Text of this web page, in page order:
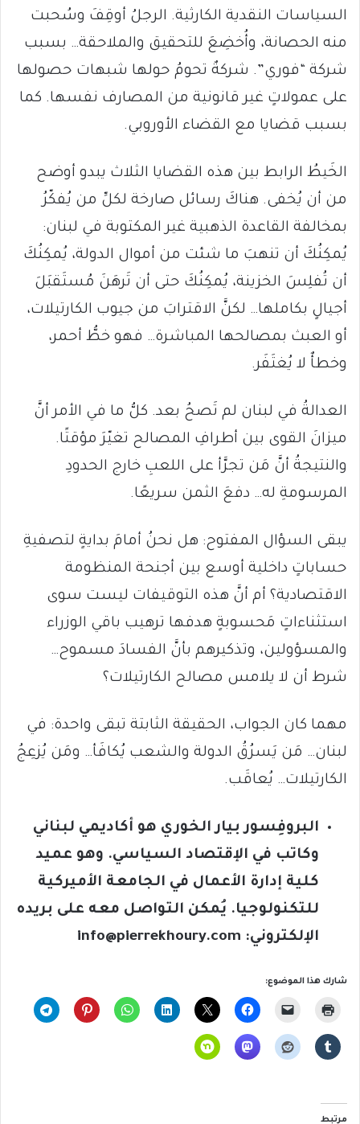
السياسات النقدية الكارثية. الرجلُ أوقِفَ وسُحبت
منه الحصانة، وأُخضِعَ للتحقيق والملاحقة… بسبب
شركة “فوري”. شركةٌ تحومُ حولها شبهات حصولها
على عمولاتٍ غير قانونية من المصارف نفسها. كما
بسبب قضايا مع القضاء الأوروبي.
الخَيطُ الرابط بين هذه القضايا الثلاث يبدو أوضح
من أن يُخفى. هناكَ رسائل صارخة لكلِّ من يُفكّرُ
بمخالفة القاعدة الذهبية غير المكتوبة في لبنان:
يُمكِنُكَ أن تنهبَ ما شئت من أموال الدولة، يُمكِنُكَ
أن تُفلِسَ الخزينة، يُمكِنُكَ حتى أن تَرهَنَ مُستَقبَلَ
أجيالٍ بكاملها… لكنَّ الاقترابَ من جيوب الكارتيلات،
أو العبث بمصالحها المباشرة… فهو خطُّ أحمر،
وخطأٌ لا يُغتَفَر.
العدالةُ في لبنان لم تَصحُ بعد. كلُّ ما في الأمر أنَّ
ميزانَ القوى بين أطرافِ المصالح تغيّرَ مؤقتًا.
والنتيجةُ أنَّ مَن تجرَّأ على اللعبِ خارج الحدودِ
المرسومةِ له… دفعَ الثمن سريعًا.
يبقى السؤال المفتوح: هل نحنُ أمامَ بدايةٍ لتصفيةِ
حساباتٍ داخلية أوسع بين أجنحة المنظومة
الاقتصادية؟ أم أنَّ هذه التوقيفات ليست سوى
استثناءاتٍ مَحسوبةٍ هدفها ترهيب باقي الوزراء
والمسؤولين، وتذكيرهم بأنَّ الفسادَ مسموح…
شرط أن لا يلامس مصالح الكارتيلات؟
مهما كان الجواب، الحقيقة الثابتة تبقى واحدة: في
لبنان… مَن يَسرُقُ الدولة والشعب يُكافَأ… ومَن يُزعِجُ
الكارتيلات… يُعاقَب.
البروفِسور بيار الخوري هو أكاديمي لبناني
وكاتب في الإقتصاد السياسي. وهو عميد
كلية إدارة الأعمال في الجامعة الأميركية
للتكنولوجيا. يُمكن التواصل معه على بريده
الإلكتروني: info@pierrekhoury.com
شارك هذا الموضوع:
مرتبط